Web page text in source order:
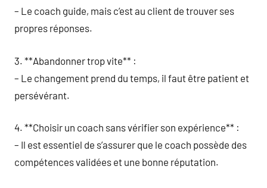
– Le coach guide, mais c’est au client de trouver ses
propres réponses.
3. **Abandonner trop vite** :
– Le changement prend du temps, il faut être patient et
persévérant.
4. **Choisir un coach sans vérifier son expérience** :
– Il est essentiel de s’assurer que le coach possède des
compétences validées et une bonne réputation.